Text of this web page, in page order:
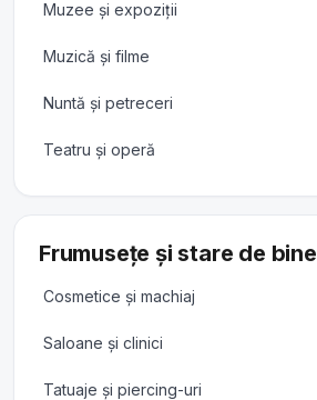
Muzee și expoziții
Muzică și filme
Nuntă și petreceri
Teatru și operă
Frumusețe și stare de bine
Cosmetice și machiaj
Saloane și clinici
Tatuaje și piercing-uri